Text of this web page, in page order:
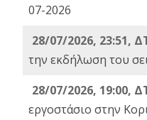
07-2026
28/07/2026, 23:51,
την εκδήλωση του
28/07/2026, 19:00,
εργοστάσιο στην